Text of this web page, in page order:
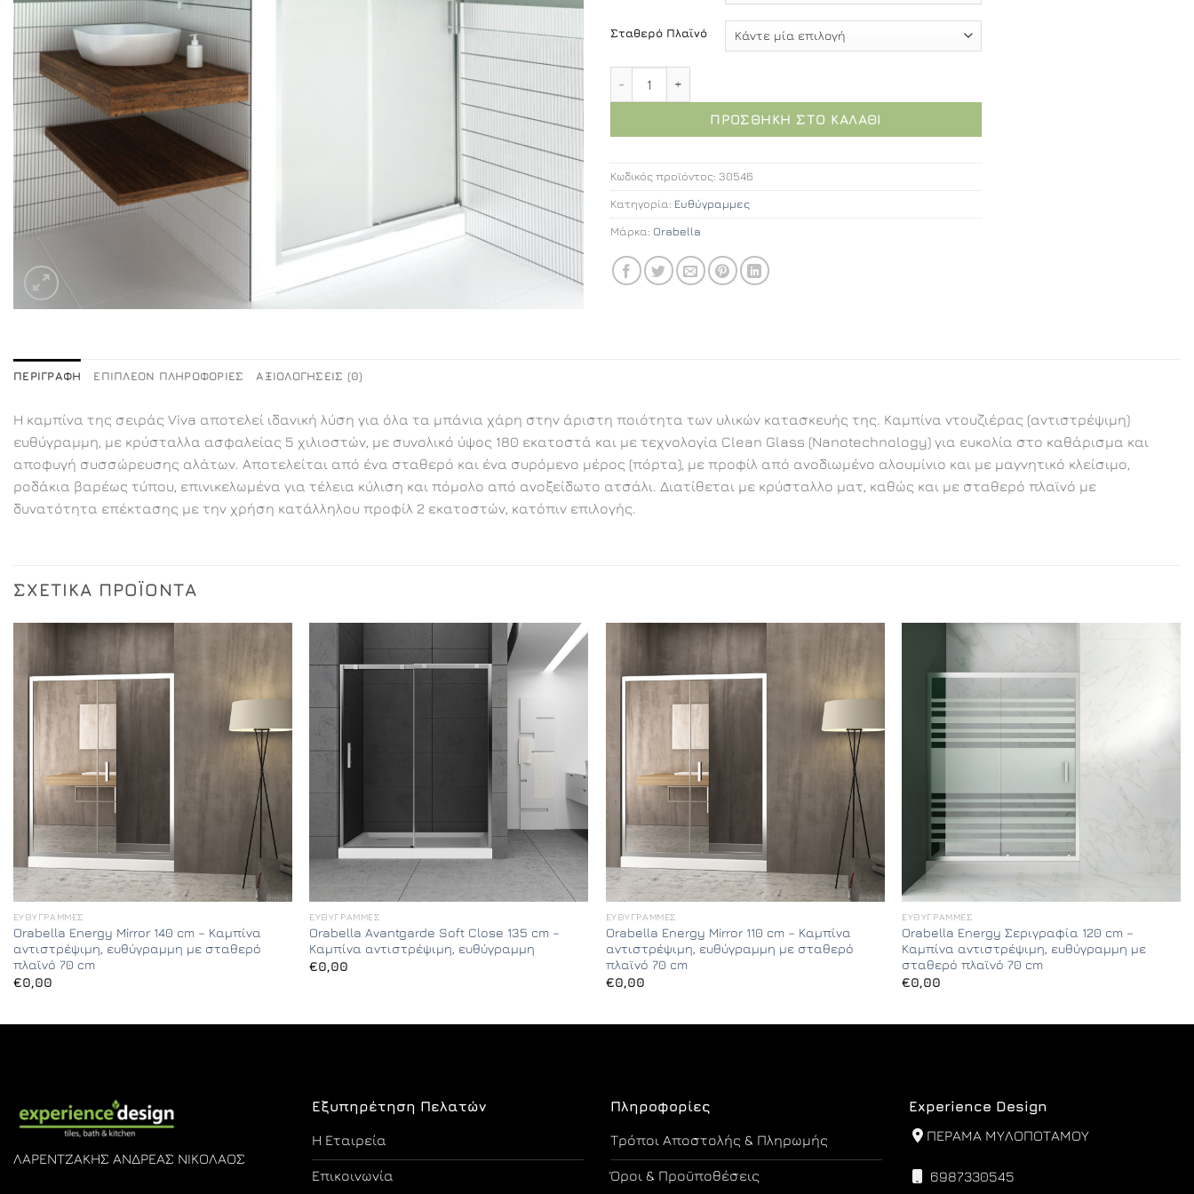
Σταθερό Πλαϊνό
ΠΡΟΣΘΉΚΗ ΣΤΟ ΚΑΛΆΘΙ
Κωδικός προϊόντος: 30546
Κατηγορία: Ευθύγραμμες
Μάρκα: Orabella
ΠΕΡΙΓΡΑΦΉ ΕΠΙΠΛΈΟΝ ΠΛΗΡΟΦΟΡΊΕΣ ΑΞΙΟΛΟΓΉΣΕΙΣ (0)
Η καμπίνα της σειράς Viva αποτελεί ιδανική λύση για όλα τα μπάνια χάρη στην άριστη ποιότητα των υλικών κατασκευής της. Καμπίνα ντουζιέρας (αντιστρέψιμη)
ευθύγραμμη, με κρύσταλλα ασφαλείας 5 χιλιοστών, με συνολικό ύψος 180 εκατοστά και με τεχνολογία Clean Glass (Nanotechnology) για ευκολία στο καθάρισμα και
αποφυγή συσσώρευσης αλάτων. Αποτελείται από ένα σταθερό και ένα συρόμενο μέρος (πόρτα), με προφίλ από ανοδιωμένο αλουμίνιο και με μαγνητικό κλείσιμο,
ροδάκια βαρέως τύπου, επινικελωμένα για τέλεια κύλιση και πόμολο από ανοξείδωτο ατσάλι. Διατίθεται με κρύσταλλο ματ, καθώς και με σταθερό πλαϊνό με
δυνατότητα επέκτασης με την χρήση κατάλληλου προφίλ 2 εκατοστών, κατόπιν επιλογής.
ΣΧΕΤΙΚΆ ΠΡΟΪΌΝΤΑ
ΕΥΘΎΓΡΑΜΜΕΣ
Orabella Energy Mirror 140 cm – Καμπίνα
αντιστρέψιμη, ευθύγραμμη με σταθερό
πλαϊνό 70 cm
€0,00
ΕΥΘΎΓΡΑΜΜΕΣ
Orabella Avantgarde Soft Close 135 cm –
Καμπίνα αντιστρέψιμη, ευθύγραμμη
€0,00
ΕΥΘΎΓΡΑΜΜΕΣ
Orabella Energy Mirror 110 cm – Καμπίνα
αντιστρέψιμη, ευθύγραμμη με σταθερό
πλαϊνό 70 cm
€0,00
ΕΥΘΎΓΡΑΜΜΕΣ
Orabella Energy Σεριγραφία 120 cm –
Καμπίνα αντιστρέψιμη, ευθύγραμμη με
σταθερό πλαϊνό 70 cm
€0,00
ΛΑΡΕΝΤΖΑΚΗΣ ΑΝΔΡΕΑΣ ΝΙΚΟΛΑΟΣ
Εξυπηρέτηση Πελατών
Η Εταιρεία
Επικοινωνία
Πληροφορίες
Τρόποι Αποστολής & Πληρωμής
Όροι & Προϋποθέσεις
Experience Design
ΠΕΡΑΜΑ ΜΥΛΟΠΟΤΑΜΟΥ
6987330545